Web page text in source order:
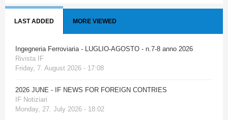
LAST ADDED MORE VIEWED
Ingegneria Ferroviaria - LUGLIO-AGOSTO - n.7-8 anno 2026
Rivista IF
Friday, 7. August 2026 - 17:08
2026 JUNE - IF NEWS FOR FOREIGN CONTRIES
IF Notiziari
Monday, 27. July 2026 - 18:02